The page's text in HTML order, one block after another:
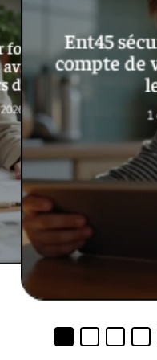
formation
d’anciens
d’expérience
Ent45
compte de
1